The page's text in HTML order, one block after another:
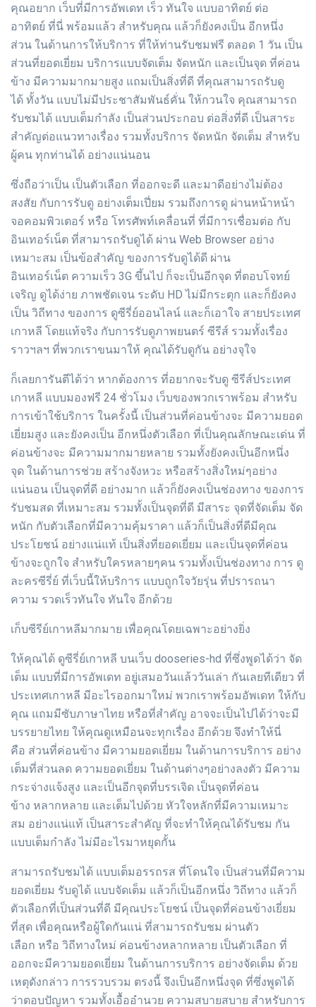
คุณอยาก เว็บที่มีการอัพเดท เร็ว ทันใจ แบบอาทิตย์ ต่อ
อาทิตย์ ที่นี่ พร้อมแล้ว สำหรับคุณ แล้วก็ยังคงเป็น อีกหนึ่ง
ส่วน ในด้านการให้บริการ ที่ให้ท่านรับชมฟรี ตลอด 1 วัน เป็น
ส่วนที่ยอดเยี่ยม บริการแบบจัดเต็ม จัดหนัก และเป็นจุด ที่ค่อน
ข้าง มีความมากมายสูง แถมเป็นสิ่งที่ดี ที่คุณสามารถรับดู
ได้ ทั้งวัน แบบไม่มีประชาสัมพันธ์คั่น ให้กวนใจ คุณสามารถ
รับชมได้ แบบเต็มกำลัง เป็นส่วนประกอบ ต่อสิ่งที่ดี เป็นสาระ
สำคัญต่อแนวทางเรื่อง รวมทั้งบริการ จัดหนัก จัดเต็ม สำหรับ
ผู้คน ทุกท่านได้ อย่างแน่นอน
ซึ่งถือว่าเป็น เป็นตัวเลือก ที่ออกจะดี และมาดีอย่างไม่ต้อง
สงสัย กับการรับดู อย่างเต็มเปี่ยม รวมถึงการดู ผ่านหน้าหน้า
จอคอมพิวเตอร์ หรือ โทรศัพท์เคลื่อนที่ ที่มีการเชื่อมต่อ กับ
อินเทอร์เน็ต ที่สามารถรับดูได้ ผ่าน Web Browser อย่าง
เหมาะสม เป็นข้อสำคัญ ของการรับดูได้ดี ผ่าน
อินเทอร์เน็ต ความเร็ว 3G ขึ้นไป ก็จะเป็นอีกจุด ที่ตอบโจทย์
เจริญ ดูได้ง่าย ภาพชัดเจน ระดับ HD ไม่มีกระตุก และก็ยังคง
เป็น วิถีทาง ของการ ดูซีรี่ย์ออนไลน์ และก็เอาใจ สายประเทศ
เกาหลี โดยแท้จริง กับการรับดูภาพยนตร์ ซีรีส์ รวมทั้งเรื่อง
ราวฯลฯ ที่พวกเราขนมาให้ คุณได้รับดูกัน อย่างจุใจ
ก็เลยการันตีได้ว่า หากต้องการ ที่อยากจะรับดู ซีรีส์ประเทศ
เกาหลี แบบมองฟรี 24 ชั่วโมง เว็บของพวกเราพร้อม สำหรับ
การเข้าใช้บริการ ในครั้งนี้ เป็นส่วนที่ค่อนข้างจะ มีความยอด
เยี่ยมสูง และยังคงเป็น อีกหนึ่งตัวเลือก ที่เป็นคุณลักษณะเด่น ที่
ค่อนข้างจะ มีความมากมายหลาย รวมทั้งยังคงเป็นอีกหนึ่ง
จุด ในด้านการช่วย สร้างจังหวะ หรือสร้างสิ่งใหม่ๆอย่าง
แน่นอน เป็นจุดที่ดี อย่างมาก แล้วก็ยังคงเป็นช่องทาง ของการ
รับชมสด ที่เหมาะสม รวมทั้งเป็นจุดที่ดี มีสาระ จุดที่จัดเต็ม จัด
หนัก กับตัวเลือกที่มีความคุ้มราคา แล้วก็เป็นสิ่งที่ดีมีคุณ
ประโยชน์ อย่างแน่แท้ เป็นสิ่งที่ยอดเยี่ยม และเป็นจุดที่ค่อน
ข้างจะถูกใจ สำหรับใครหลายๆคน รวมทั้งเป็นช่องทาง การ ดู
ละครซีรี่ย์ ที่เว็บนี้ให้บริการ แบบถูกใจวัยรุ่น ที่ปรารถนา
ความ รวดเร็วทันใจ ทันใจ อีกด้วย
เก็บซีรีย์เกาหลีมากมาย เพื่อคุณโดยเฉพาะอย่างยิ่ง
ให้คุณได้ ดูซีรี่ย์เกาหลี บนเว็บ dooseries-hd ที่ซึ่งพูดได้ว่า จัด
เต็ม แบบที่มีการอัพเดท อยู่เสมอวันแล้ววันเล่า กันเลยทีเดียว ที่
ประเทศเกาหลี มีอะไรออกมาใหม่ พวกเราพร้อมอัพเดท ให้กับ
คุณ แถมมีซับภาษาไทย หรือที่สำคัญ อาจจะเป็นไปได้ว่าจะมี
บรรยายไทย ให้คุณดูเหมือนจะทุกเรื่อง อีกด้วย จึงทำให้นี่
คือ ส่วนที่ค่อนข้าง มีความยอดเยี่ยม ในด้านการบริการ อย่าง
เต็มที่ส่วนลด ความยอดเยี่ยม ในด้านต่างๆอย่างลงตัว มีความ
กระจ่างแจ้งสูง และเป็นอีกจุดที่บรรเจิด เป็นจุดที่ค่อน
ข้าง หลากหลาย และเต็มไปด้วย หัวใจหลักที่มีความเหมาะ
สม อย่างแน่แท้ เป็นสาระสำคัญ ที่จะทำให้คุณได้รับชม กัน
แบบเต็มกำลัง ไม่มีอะไรมาหยุดกั้น
สามารถรับชมได้ แบบเต็มอรรถรส ที่โดนใจ เป็นส่วนที่มีความ
ยอดเยี่ยม รับดูได้ แบบจัดเต็ม แล้วก็เป็นอีกหนึ่ง วิถีทาง แล้วก็
ตัวเลือกที่เป็นส่วนที่ดี มีคุณประโยชน์ เป็นจุดที่ค่อนข้างเยี่ยม
ที่สุด เพื่อคุณหรือผู้ใดกันแน่ ที่สามารถรับชม ผ่านตัว
เลือก หรือ วิถีทางใหม่ ค่อนข้างหลากหลาย เป็นตัวเลือก ที่
ออกจะมีความยอดเยี่ยม ในด้านการบริการ อย่างจัดเต็ม ด้วย
เหตุดังกล่าว การรวบรวม ตรงนี้ จึงเป็นอีกหนึ่งจุด ที่ซึ่งพูดได้
ว่าตอบปัญหา รวมทั้งเอื้ออำนวย ความสบายสบาย สำหรับการ